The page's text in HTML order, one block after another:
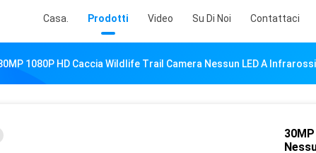
Casa. Prodotti Video Su Di Noi Contattaci
1080P HD Caccia Wildlife Trail Camera Nessun LED A Infrarossi